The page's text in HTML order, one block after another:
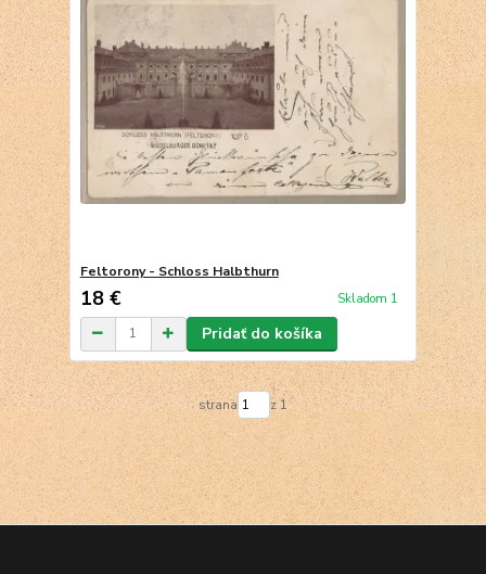
Feltorony - Schloss Halbthurn
18 € Skladom 1
Pridať do košíka
strana z 1